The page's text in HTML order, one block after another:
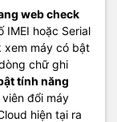
web check
IMEI hoặc Serial
xem máy có bật
chữ ghi
tính năng
đổi máy
hiện tại ra